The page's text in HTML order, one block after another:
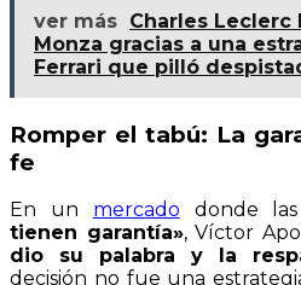
ver más Charles
Monza gracias a una
Ferrari que pilló
Romper el tabú: La
fe
En un mercado donde
tienen garantía», Víctor
dio su palabra y la
decisión no fue una